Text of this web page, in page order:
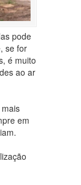
pode
se for
é muito
ao ar
em